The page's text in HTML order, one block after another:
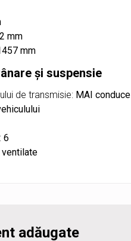
mm
mm
și suspensie
de transmisie: MAI conduce
6
adăugate